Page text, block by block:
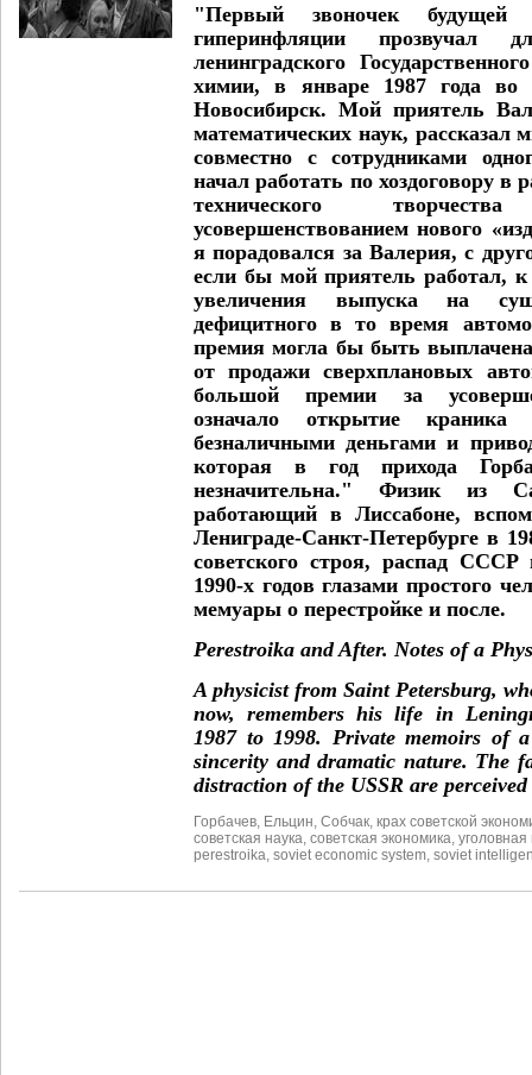
"Первый звоночек будущей
гиперинфляции прозвучал
ленинградского
химии, в январе 1987 года во
Новосибирск. Мой приятель
математических наук, рассказал
совместно с сотрудниками
начал работать по хоздоговору
технического
усовершенствованием нового
я порадовался за Валерия, с
если бы мой приятель работал,
увеличения выпуска на
дефицитного в то время
премия могла бы быть
от продажи сверхплановых
большой премии за
означало открытие
безналичными деньгами и
которая в год прихода
незначительна." Физик из
работающий в Лиссабоне,
Лениграде-Санкт-Петербурге в
советского строя, распад
1990-х годов глазами простого
мемуары о перестройке и после.
Perestroika and After. Notes of a
A physicist from Saint Petersburg,
now, remembers his life in
1987 to 1998. Private memoirs of
sincerity and dramatic nature. The
distraction of the USSR are
Горбачев Ельцин Собчак крах советской
советская наука советская экономика уголовная
perestroika soviet economic system soviet